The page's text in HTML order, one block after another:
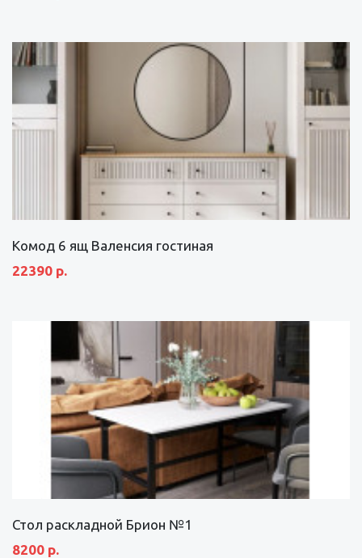
Комод 6 ящ Валенсия гостиная
22390 р.
Стол раскладной Брион №1
8200 р.